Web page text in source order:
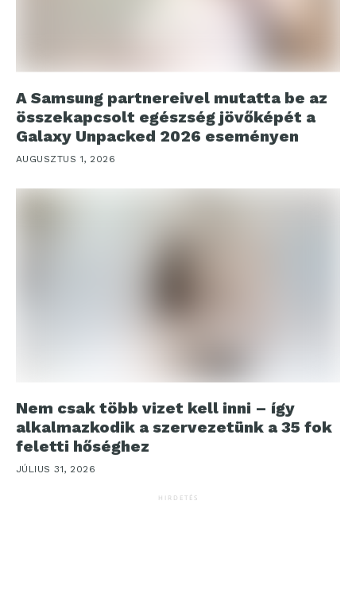
A Samsung partnereivel mutatta be az
összekapcsolt egészség jövőképét a
Galaxy Unpacked 2026 eseményen
AUGUSZTUS 1, 2026
Nem csak több vizet kell inni – így
alkalmazkodik a szervezetünk a 35 fok
feletti hőséghez
JÚLIUS 31, 2026
HIRDETÉS